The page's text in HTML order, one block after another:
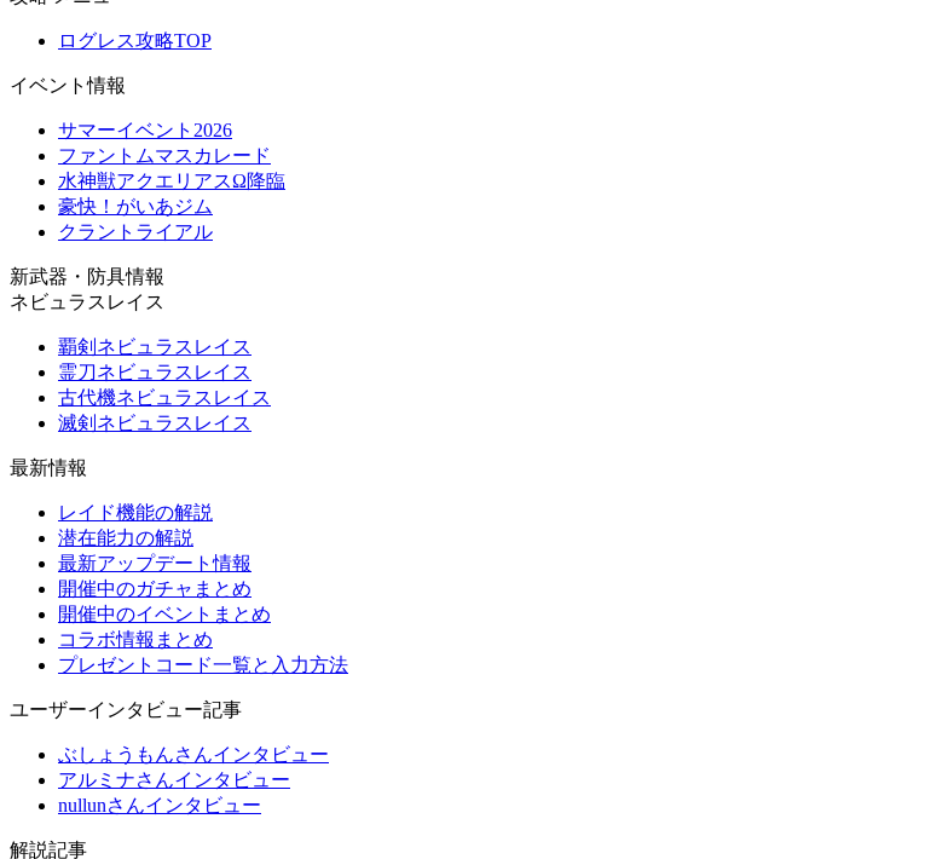
ログレス攻略TOP
イベント情報
サマーイベント2026
ファントムマスカレード
水神獣アクエリアスΩ降臨
豪快！がいあジム
クラントライアル
新武器・防具情報
ネビュラスレイス
覇剣ネビュラスレイス
霊刀ネビュラスレイス
古代機ネビュラスレイス
滅剣ネビュラスレイス
最新情報
レイド機能の解説
潜在能力の解説
最新アップデート情報
開催中のガチャまとめ
開催中のイベントまとめ
コラボ情報まとめ
プレゼントコード一覧と入力方法
ユーザーインタビュー記事
ぶしょうもんさんインタビュー
アルミナさんインタビュー
nullunさんインタビュー
解説記事